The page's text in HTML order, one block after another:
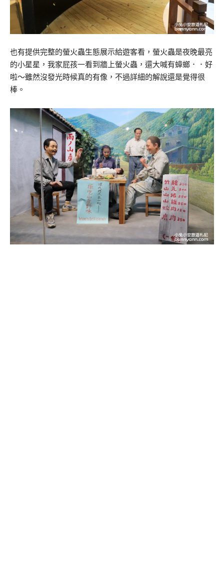
也有提供完整的螢火蟲生態展示給遊客看，螢火蟲是夜晚最亮
的小星星，我家屁孩一看到牆上螢火蟲，還大喊有蟑螂．．好
啦～雖然沒發光時候真的有像，不過詳細的解說還是覺得很
棒。